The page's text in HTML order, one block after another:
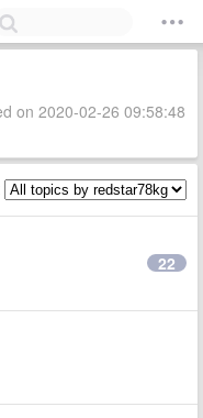
on 2020-02-26 09:58:48
22